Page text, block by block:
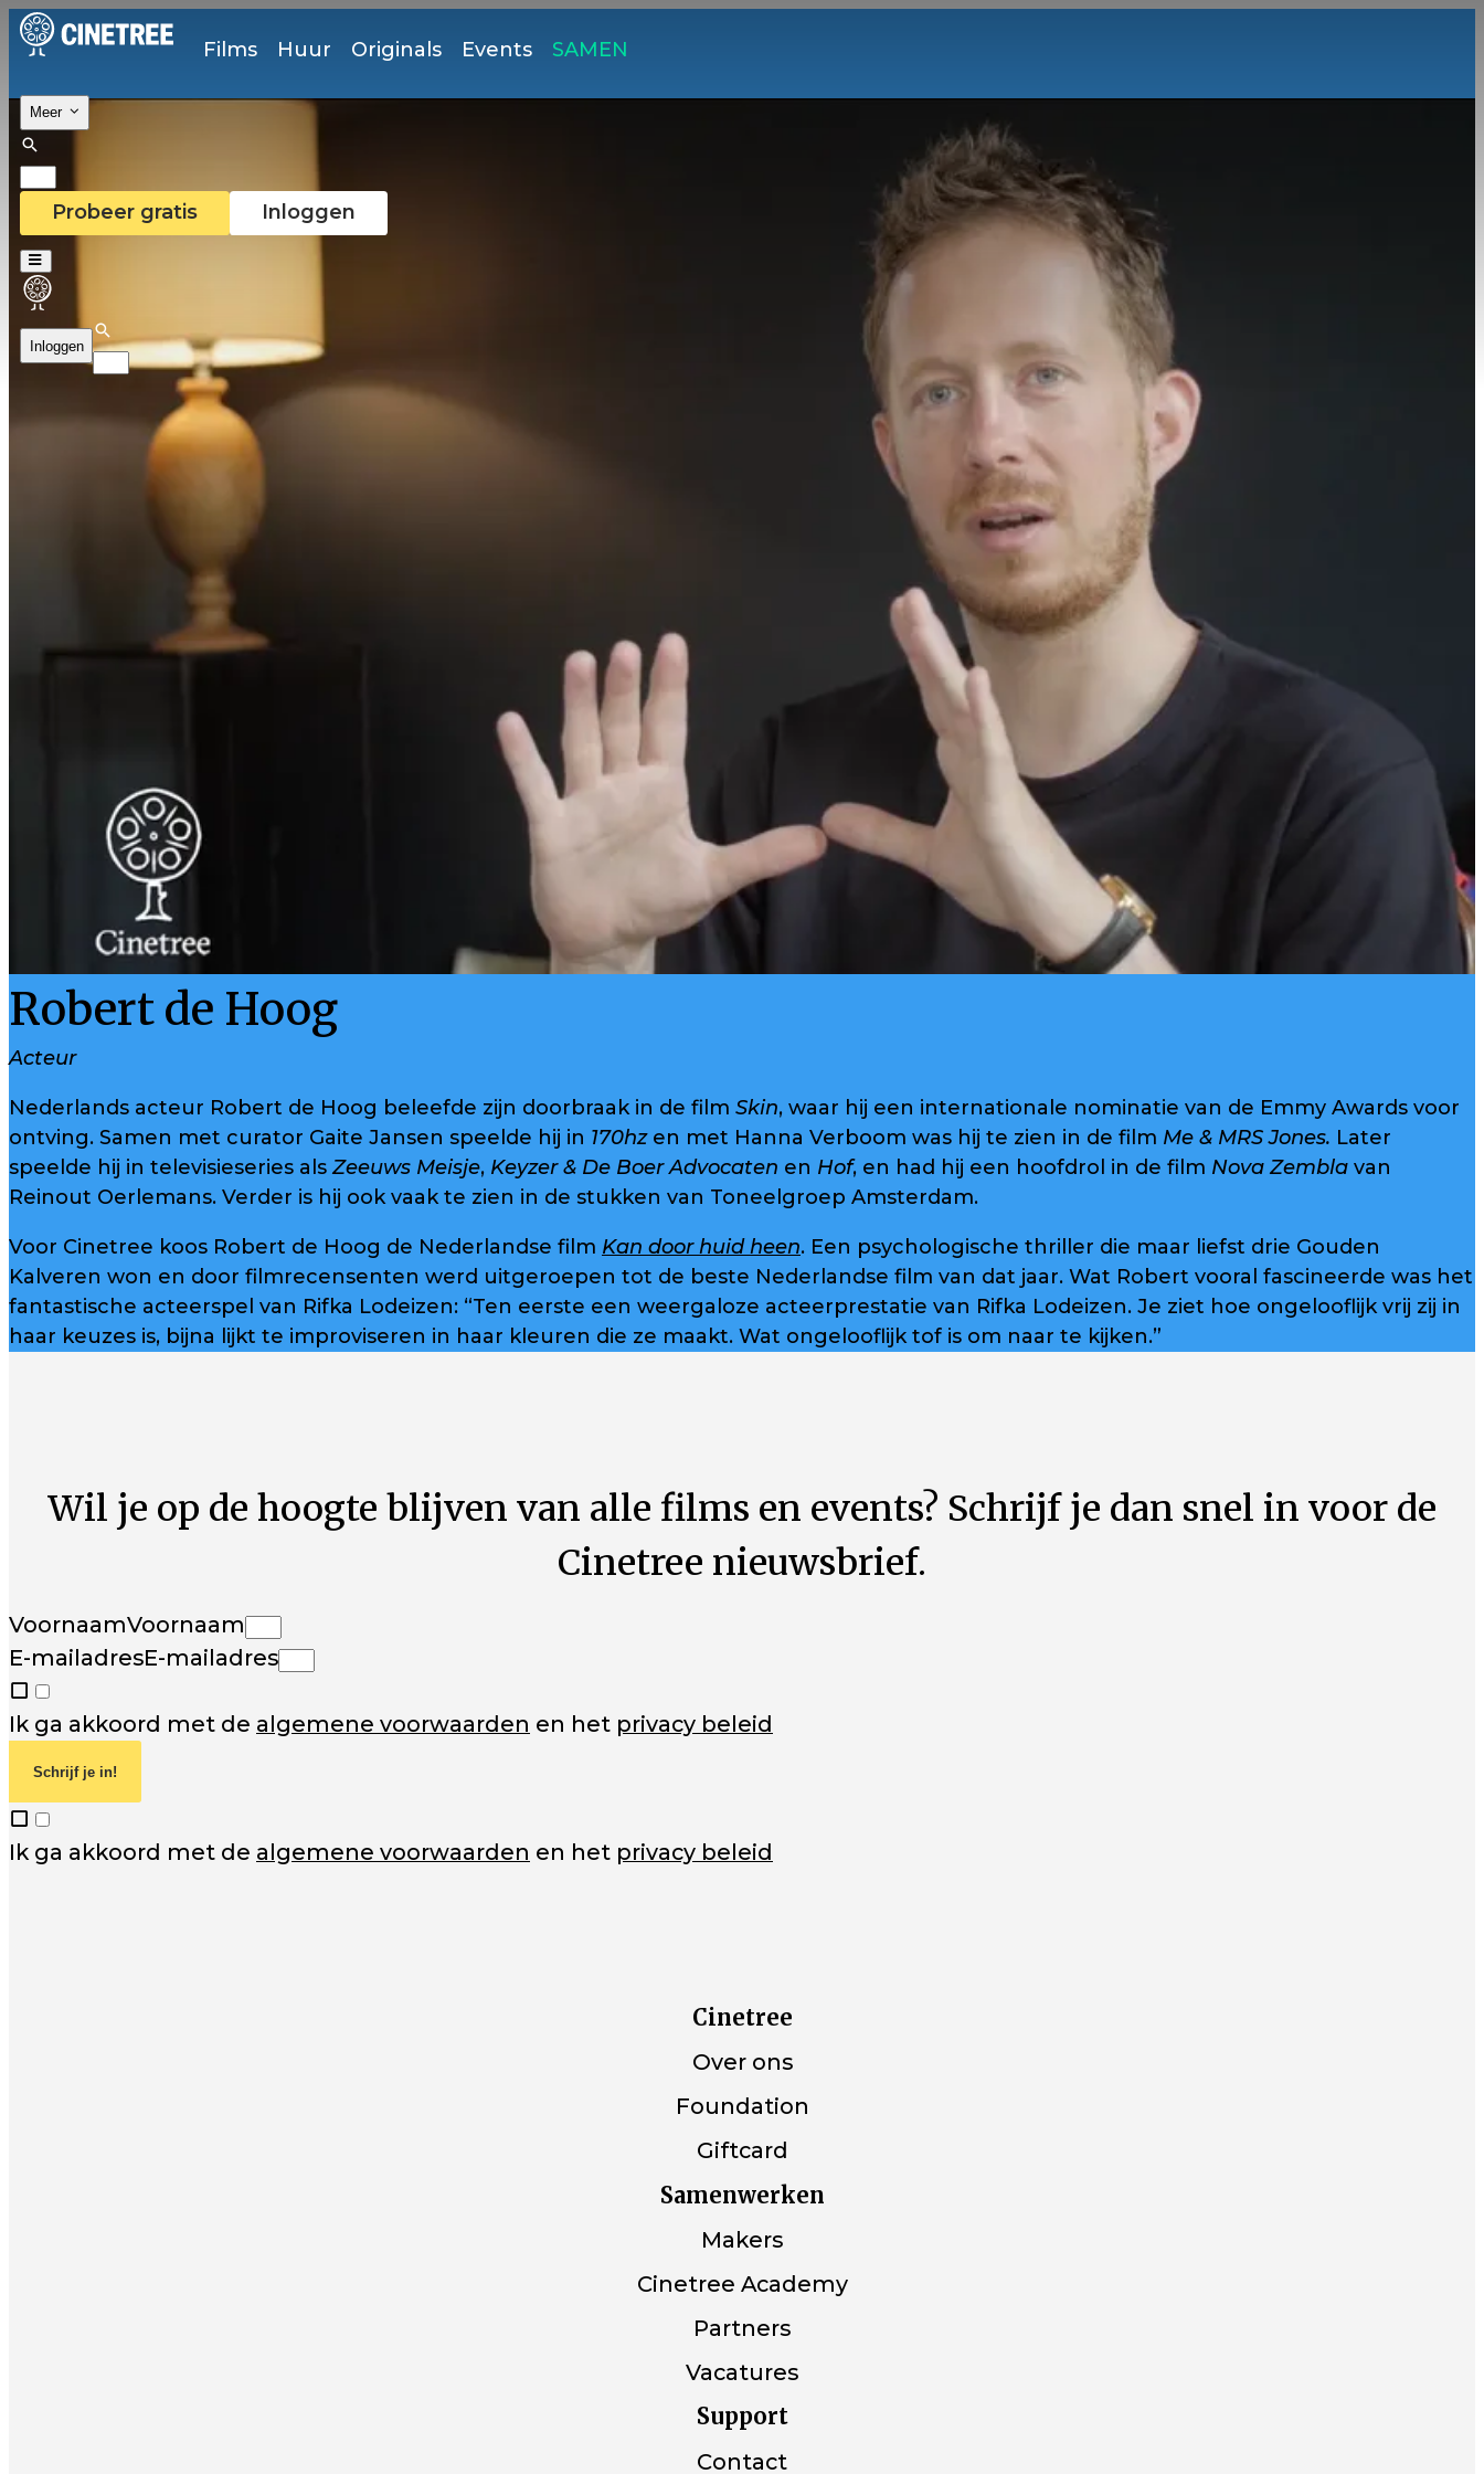
Films Huur Originals Events SAMEN
Meer
Probeer gratis Inloggen
Inloggen
Robert de Hoog
Acteur
Nederlands acteur Robert de Hoog beleefde zijn doorbraak in de film Skin, waar hij een internationale nominatie van de Emmy Awards voor
ontving. Samen met curator Gaite Jansen speelde hij in 170hzen met Hanna Verboom was hij te zien in de film Me & MRS Jones. Later
speelde hij in televisieseries alsZeeuws Meisje, Keyzer & De Boer Advocaten en Hof, en had hij een hoofdrol in de film Nova Zembla van
Reinout Oerlemans. Verder is hij ook vaak te zien in de stukken van Toneelgroep Amsterdam.
Voor Cinetree koos Robert de Hoog de Nederlandse film Kan door huid heen. Een psychologische thriller die maar liefst drie Gouden
Kalveren won en door filmrecensenten werd uitgeroepen tot de beste Nederlandse film van dat jaar. Wat Robert vooral fascineerde was het
fantastische acteerspel van Rifka Lodeizen: “Ten eerste een weergaloze acteerprestatie van Rifka Lodeizen. Je ziet hoe ongelooflijk vrij zij in
haar keuzes is, bijna lijkt te improviseren in haar kleuren die ze maakt. Wat ongelooflijk tof is om naar te kijken.”
Wil je op de hoogte blijven van alle films en events? Schrijf je dan snel in voor de
Cinetree nieuwsbrief.
VoornaamVoornaam
E-mailadresE-mailadres
Ik ga akkoord met de algemene voorwaarden en het privacy beleid
Schrijf je in!
Ik ga akkoord met de algemene voorwaarden en het privacy beleid
Cinetree
Over ons
Foundation
Giftcard
Samenwerken
Makers
Cinetree Academy
Partners
Vacatures
Support
Contact